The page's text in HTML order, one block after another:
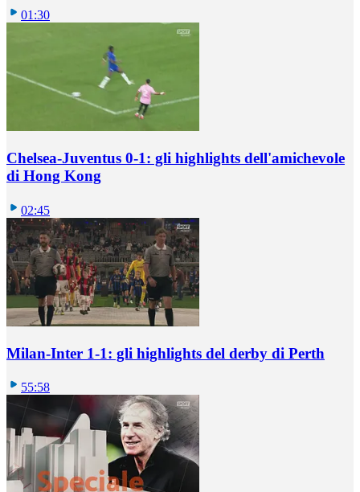
01:30
Chelsea-Juventus 0-1: gli highlights dell'amichevole
di Hong Kong
02:45
Milan-Inter 1-1: gli highlights del derby di Perth
55:58